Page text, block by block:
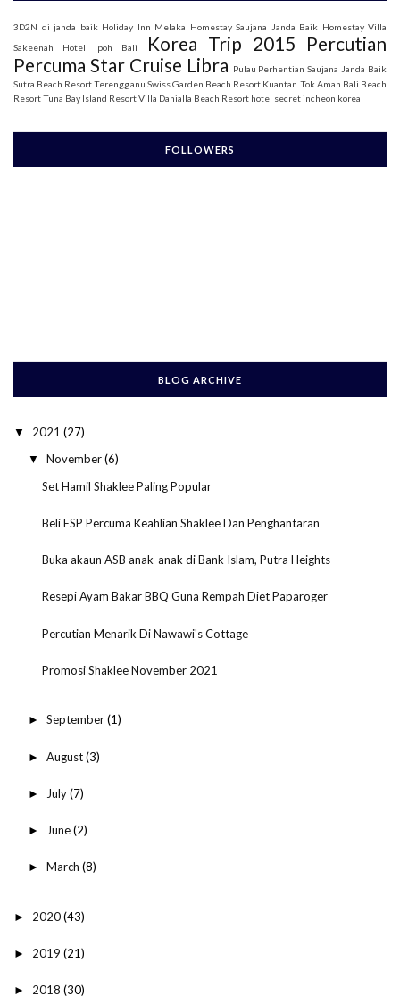
3D2N di janda baik Holiday Inn Melaka Homestay Saujana Janda Baik Homestay Villa
Sakeenah
Hotel Ipoh Bali Korea Trip 2015 Percutian
Percuma Star Cruise Libra Pulau Perhentian Saujana Janda Baik
Sutra Beach Resort Terengganu Swiss Garden Beach Resort Kuantan Tok Aman Bali Beach
ResortTuna Bay Island ResortVilla Danialla Beach Resort hotel secret incheon korea
FOLLOWERS
BLOG ARCHIVE
▼ 2021 (27)
▼ November(6)
Set Hamil Shaklee Paling Popular
Beli ESP Percuma Keahlian Shaklee Dan Penghantaran
Buka akaun ASB anak-anak di Bank Islam, Putra Heights
Resepi Ayam Bakar BBQ Guna Rempah Diet Paparoger
Percutian Menarik Di Nawawi's Cottage
Promosi Shaklee November 2021
► September(1)
► August(3)
► July(7)
► June(2)
► March (8)
► 2020(43)
► 2019 (21)
► 2018 (30)